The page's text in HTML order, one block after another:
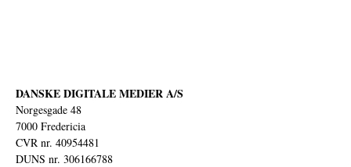
DANSKE DIGITALE MEDIER A/S
Norgesgade 48
7000 Fredericia
CVR nr. 40954481
DUNS nr. 306166788